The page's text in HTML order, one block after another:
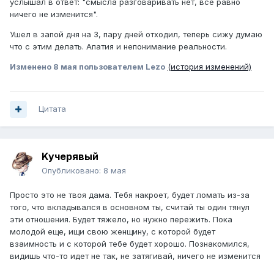
ничего не изменится".
Ушел в запой дня на 3, пару дней отходил, теперь сижу думаю
что с этим делать. Апатия и непонимание реальности.
Изменено 8 мая пользователем Lezo (история изменений)
Цитата
Kучepявый
Опубликовано: 8 мая
Просто это не твоя дама. Тебя накроет, будет ломать из-за
того, что вкладывался в основном ты, считай ты один тянул
эти отношения. Будет тяжело, но нужно пережить. Пока
молодой еще, ищи свою женщину, с которой будет
взаимность и с которой тебе будет хорошо. Познакомился,
видишь что-то идет не так, не затягивай, ничего не изменится